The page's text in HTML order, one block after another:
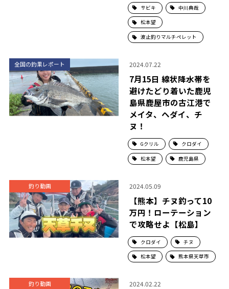
サビキ 中川典哉
松本望
波止釣りマルチペレット
全国の釣果レポート 2024.07.22
7月15日 線状降水帯を
避けたどり着いた鹿児
島県鹿屋市の古江港で
メイタ、ヘダイ、チ
ヌ！
Gクリル クロダイ
松本望 鹿児島県
釣り動画 2024.05.09
【熊本】チヌ釣って10
万円！ローテーション
で攻略せよ【松島】
クロダイ チヌ
松本望 熊本県天草市
釣り動画 2024.02.22